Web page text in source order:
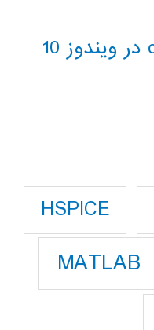
HSPICE
MATLAB